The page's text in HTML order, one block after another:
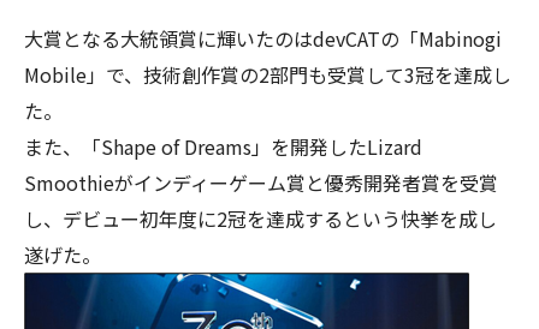
大賞となる大統領賞に輝いたのはdevCATの「Mabinogi
Mobile」で、技術創作賞の2部門も受賞して3冠を達成し
た。
また、「Shape of Dreams」を開発したLizard
Smoothieがインディーゲーム賞と優秀開発者賞を受賞
し、デビュー初年度に2冠を達成するという快挙を成し
遂げた。